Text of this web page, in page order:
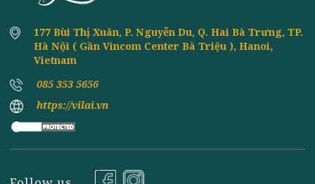
Đăng ký nhận tin